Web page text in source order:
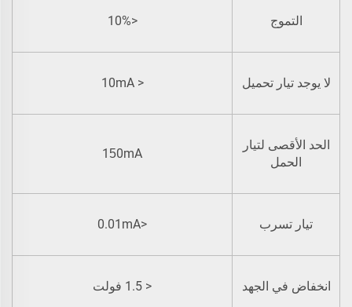
التموج <10%
لا يوجد تيار تحميل < 10mA
الحد الأقصى لتيار
الحمل
1 50mA
تيار تسرب <0.01mA
انخفاض في الجهد < 1.5 فولت